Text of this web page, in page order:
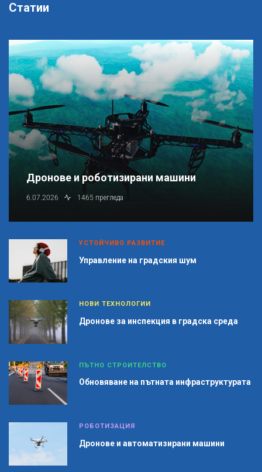
Статии
Дронове и роботизирани машини
6.07.2026 1465 прегледа
УСТОЙЧИВО РАЗВИТИЕ
Управление на градския шум
НОВИ ТЕХНОЛОГИИ
Дронове за инспекция в градска среда
ПЪТНО СТРОИТЕЛСТВО
Обновяване на пътната инфраструктурата
РОБОТИЗАЦИЯ
Дронове и автоматизирани машини